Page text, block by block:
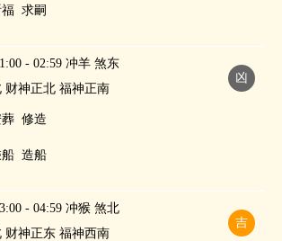
求嗣
凶
- 02:59 冲羊 煞东
财神正北 福神正南
修造
造船
吉
- 04:59 冲猴 煞北
财神正东 福神西南